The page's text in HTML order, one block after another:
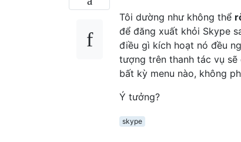
Tôi dường như không thể
để đăng xuất khỏi Skype
điều gì kích hoạt nó đều
tượng trên thanh tác vụ
bất kỳ menu nào, không
Ý tưởng?
skype